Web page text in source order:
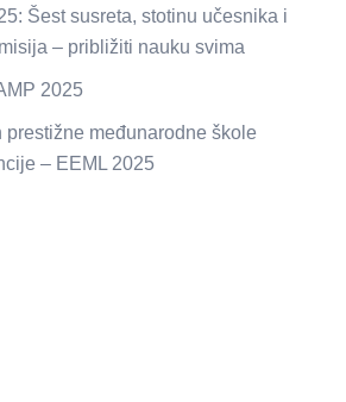
Šest susreta, stotinu učesnika i
– približiti nauku svima
2025
prestižne međunarodne škole
– EEML 2025